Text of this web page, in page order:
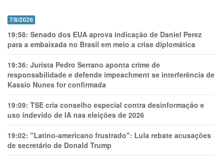
7/8/2026
19:58: Senado dos EUA aprova indicação de Daniel Perez
para a embaixada no Brasil em meio a crise diplomática
19:36: Jurista Pedro Serrano aponta crime de
responsabilidade e defende impeachment se interferência de
Kassio Nunes for confirmada
19:09: TSE cria conselho especial contra desinformação e
uso indevido de IA nas eleições de 2026
19:02: "Latino-americano frustrado": Lula rebate acusações
de secretário de Donald Trump